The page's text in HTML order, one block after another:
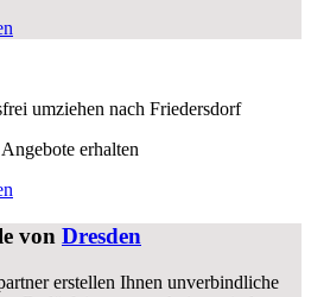
umziehen nach Friedersdorf
erhalten
von Dresden
erstellen Ihnen unverbindliche